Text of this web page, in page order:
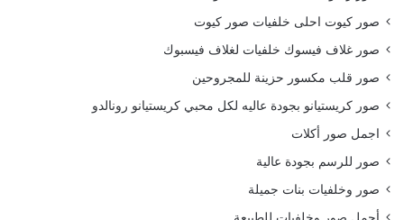
صور كيوت احلى خلفيات صور كيوت
صور غلاف فيسوك خلفيات لغلاف فيسبوك
صور قلب مكسور حزينة للمجروحين
صور كريستيانو بجودة عاليه لكل محبي كريستيانو رونالدو
اجمل صور أكلات
صور للرسم بجودة عالية
صور وخلفيات بنات جميلة